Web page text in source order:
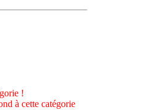
!
à cette catégorie